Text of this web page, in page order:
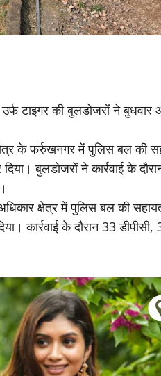
टाइगर की बुलडोजरों ने बुधवार
के फर्रुखनगर में पुलिस बल की
बुलडोजरों ने कार्रवाई के दौरान
क्षेत्र में पुलिस बल की
के दौरान 33 डीपीसी,